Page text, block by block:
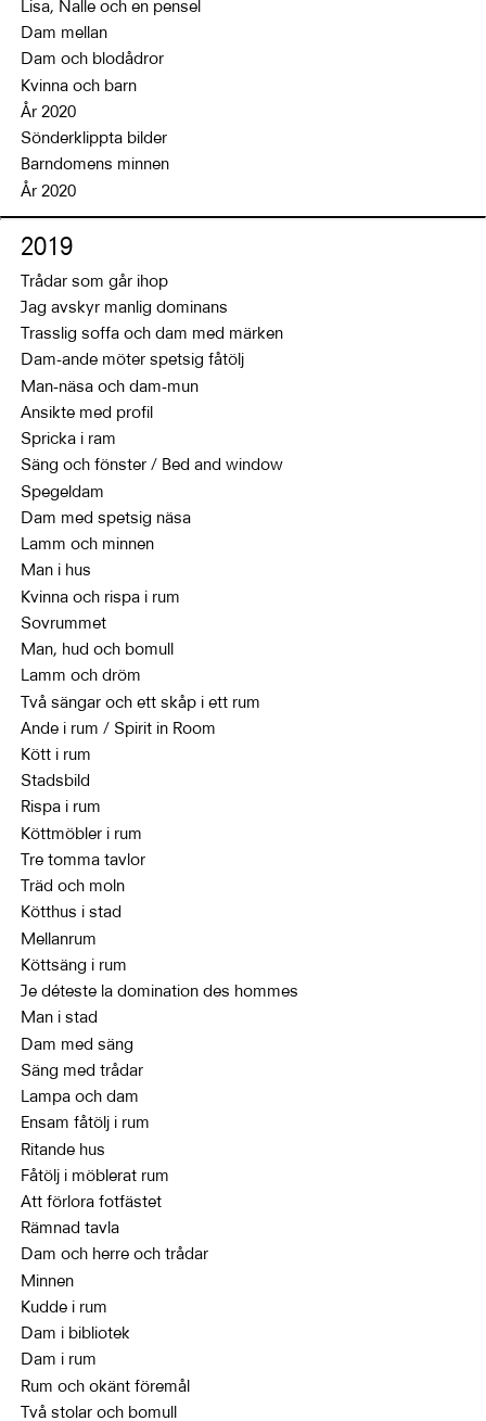
Lisa, Nalle och en pensel
Dam mellan
Dam och blodådror
Kvinna och barn
År 2020
Sönderklippta bilder
Barndomens minnen
År 2020
2019
Trådar som går ihop
Jag avskyr manlig dominans
Trasslig soffa och dam med märken
Dam-ande möter spetsig fåtölj
Man-näsa och dam-mun
Ansikte med profil
Spricka i ram
Säng och fönster / Bed and window
Spegeldam
Dam med spetsig näsa
Lamm och minnen
Man i hus
Kvinna och rispa i rum
Sovrummet
Man, hud och bomull
Lamm och dröm
Två sängar och ett skåp i ett rum
Ande i rum / Spirit in Room
Kött i rum
Stadsbild
Rispa i rum
Köttmöbler i rum
Tre tomma tavlor
Träd och moln
Kötthus i stad
Mellanrum
Köttsäng i rum
Je déteste la domination des hommes
Man i stad
Dam med säng
Säng med trådar
Lampa och dam
Ensam fåtölj i rum
Ritande hus
Fåtölj i möblerat rum
Att förlora fotfästet
Rämnad tavla
Dam och herre och trådar
Minnen
Kudde i rum
Dam i bibliotek
Dam i rum
Rum och okänt föremål
Två stolar och bomull